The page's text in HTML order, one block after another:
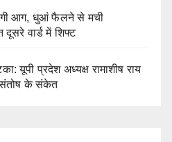
आग, धुआं फैलने से मची
वार्ड में शिफ्ट
यूपी प्रदेश अध्यक्ष रामाशीष राय
के संकेत